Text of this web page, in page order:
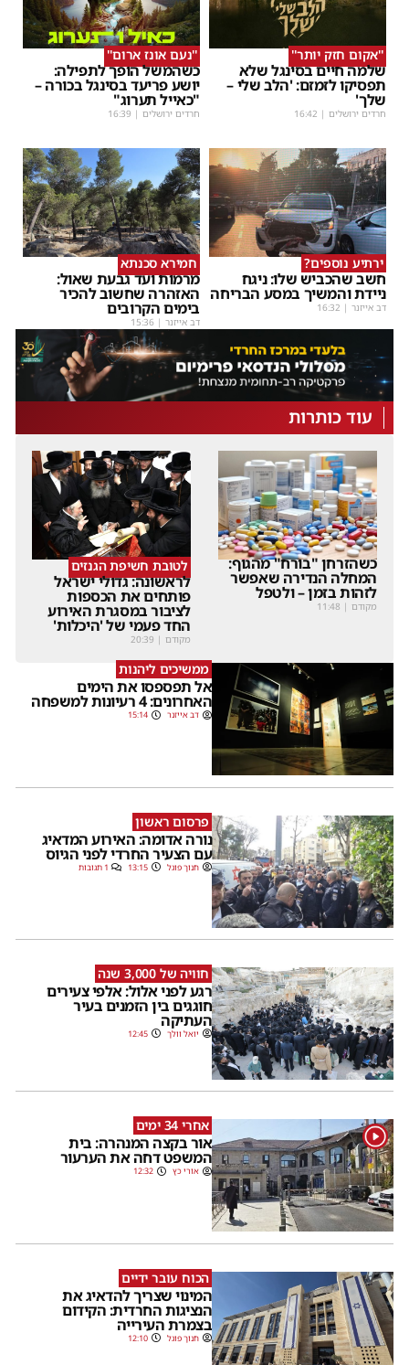
''אקום חזק יותר''
שלמה חיים בסינגל שלא
תפסיקו לזמזם: 'הלב שלי –
שלך'
חרדים ירושלים |
16:42
''נעם אונז ארום''
כשהמשל הופך לתפילה:
יושע פריעד בסינגל בכורה –
"כאייל תערוג"
חרדים ירושלים |
16:39
ירתיע נוספים?
חשב שהכביש שלו: ניגח
ניידת והמשיך במסע הבריחה
דב אייזנר |
16:32
חמירא סכנתא
מרמות ועד גבעת שאול:
האזהרה שחשוב להכיר
בימים הקרובים
דב אייזנר |
15:36
עוד כותרות
כשהזרחן "בורח" מהגוף:
המחלה הנדירה שאפשר
לזהות בזמן – ולטפל
מקודם |
11:48
לטובת חשיפת הגנזים
לראשונה: גדולי ישראל
פותחים את הכספות
לציבור במסגרת האירוע
החד פעמי של 'היכלות'
מקודם |
20:39
ממשיכים ליהנות
אל תפספסו את הימים
האחרונים: 4 רעיונות למשפחה
דב אייזנר 15:14
פרסום ראשון
נורה אדומה: האירוע המדאיג
עם הצעיר החרדי לפני הגיוס
חנוך פוגל 13:15 1 תגובות
חוויה של 3,000 שנה
רגע לפני אלול: אלפי צעירים
חוגגים בין הזמנים בעיר
העתיקה
יואל וולך 12:45
1 אחרי 34 ימים
אור בקצה המנהרה: בית
המשפט דחה את הערעור
אורי כץ 12:32
הכוח עובר ידיים
המינוי שצריך להדאיג את
הנציגות החרדית: הקידום
בצמרת העירייה
חנוך פוגל 12:10